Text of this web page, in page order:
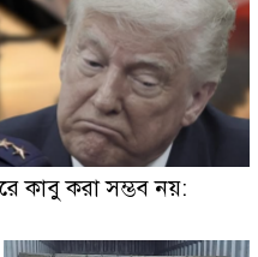
কাবু করা সম্ভব নয়: